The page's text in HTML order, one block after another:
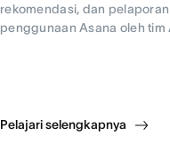
rekomendasi, dan
penggunaan Asana oleh tim
Pelajari selengkapnya